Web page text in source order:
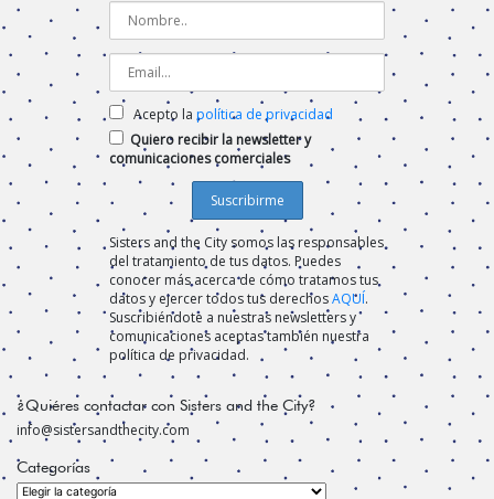
Acepto la política de privacidad
Quiero recibir la newsletter y
comunicaciones comerciales
Sisters and the City somos las responsables
del tratamiento de tus datos. Puedes
conocer más acerca de cómo tratamos tus
datos y ejercer todos tus derechosAQUÍ.
Suscribiéndote a nuestras newsletters y
comunicaciones aceptas también nuestra
política de privacidad.
¿Quiéres contactar con Sisters and the City?
info@sistersandthecity.com
Categorías
Categorías